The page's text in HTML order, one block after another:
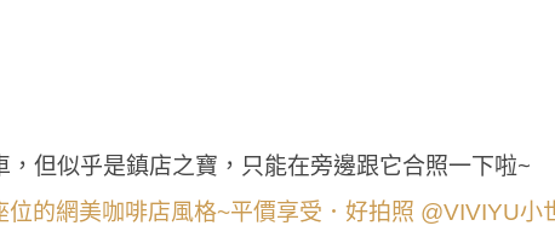
但似乎是鎮店之寶，只能在旁邊跟它合照一下啦~